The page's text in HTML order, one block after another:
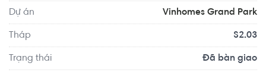
Dự án Vinhomes Grand Park
Tháp S2.03
Trạng thái Đã bàn giao